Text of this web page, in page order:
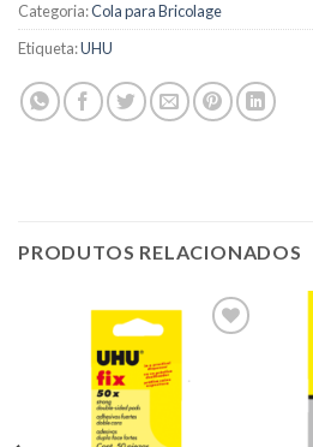
Categoria:Cola para Bricolage
Etiqueta:UHU
PRODUTOS RELACIONADOS